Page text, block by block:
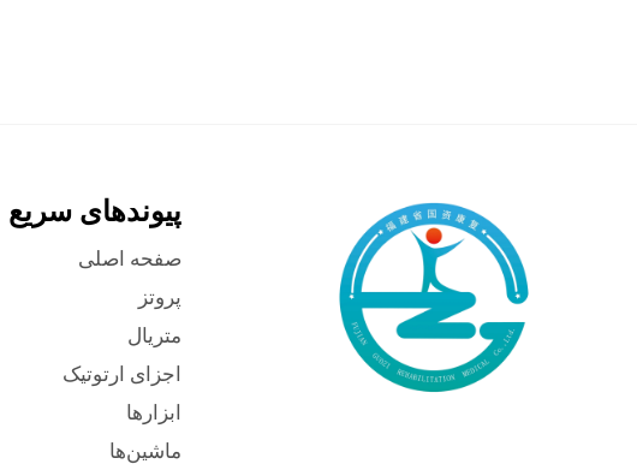
پیوندهای سریع
صفحه اصلی
پروتز
متریال
اجزای ارتوتیک
ابزارها
ماشین‌ها